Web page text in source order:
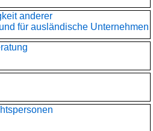
anderer
für ausländische Unternehmen